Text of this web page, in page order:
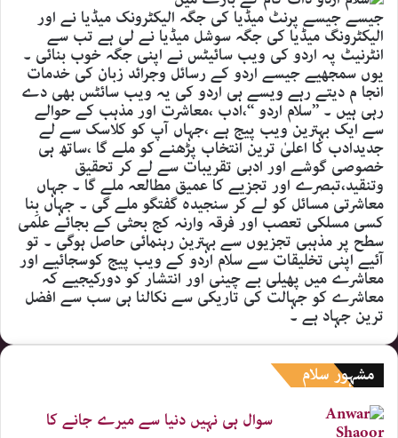
جیسے جیسے پرنٹ میڈیا کی جگہ الیکٹرونک میڈیا نے اور
الیکٹرونگ میڈیا کی جگہ سوشل میڈیا نے لی ہے تب سے
انٹرنیٹ پہ اردو کی ویب سائیٹس نے اپنی جگہ خوب بنائی ۔
یوں سمجھیے جیسے اردو کے رسائل وجرائد زبان کی خدمات
انجا م دیتے رہے ویسے ہی اردو کی یہ ویب سائٹس بھی دے
رہی ہیں ۔ ’’سلام اردو ‘‘،ادب ،معاشرت اور مذہب کے حوالے
سے ایک بہترین ویب پیج ہے ،جہاں آپ کو کلاسک سے لے
جدیدادب کا اعلیٰ ترین انتخاب پڑھنے کو ملے گا ،ساتھ ہی
خصوصی گوشے اور ادبی تقریبات سے لے کر تحقیق
وتنقید،تبصرے اور تجزیے کا عمیق مطالعہ ملے گا ۔ جہاں
معاشرتی مسائل کو لے کر سنجیدہ گفتگو ملے گی ۔ جہاں بِنا
کسی مسلکی تعصب اور فرقہ وارنہ کج بحثی کے بجائے علمی
سطح پر مذہبی تجزیوں سے بہترین رہنمائی حاصل ہوگی ۔ تو
آئیے اپنی تخلیقات سے سلام اردو کے ویب پیج کوسجائیے اور
معاشرے میں پھیلی بے چینی اور انتشار کو دورکیجیے کہ
معاشرے کو جہالت کی تاریکی سے نکالنا ہی سب سے افضل
ترین جہاد ہے ۔
مشہور سلام
سوال ہی نہیں دنیا سے میرے جانے کا​